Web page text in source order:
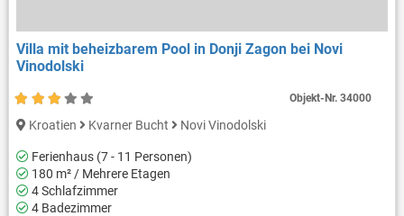
Villa mit beheizbarem Pool in Donji Zagon bei Novi
Vinodolski
Kroatien Kvarner Bucht Novi Vinodolski
Ferienhaus (7 - 11 Personen)
180 m² / Mehrere Etagen
4 Schlafzimmer
4 Badezimmer
Objekt-Nr.34000